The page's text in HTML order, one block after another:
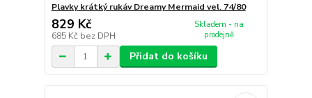
Plavky krátký rukáv Dreamy Mermaid vel. 74/80
829 Kč
685 Kč bez DPH
Skladem - na
prodejně
Přidat do košíku